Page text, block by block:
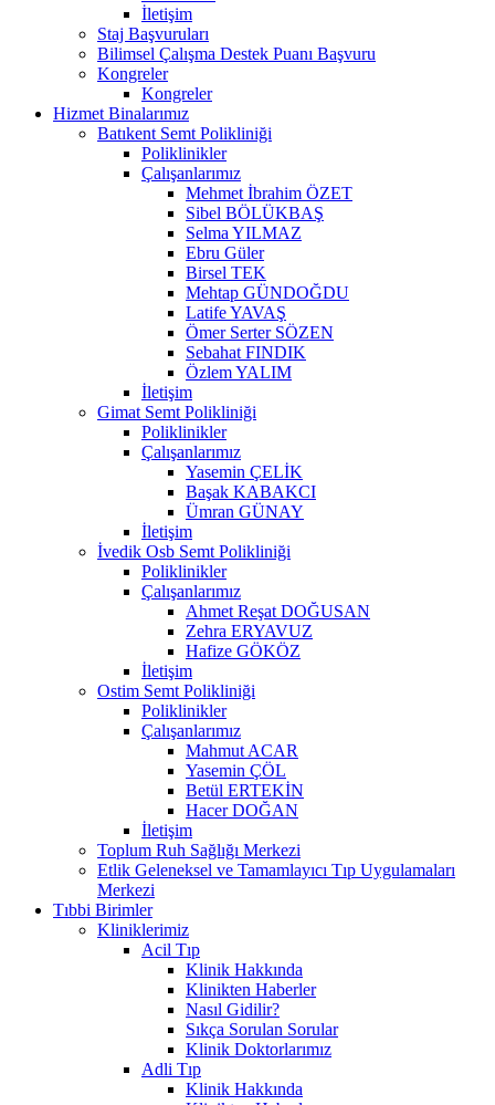
İletişim
Staj Başvuruları
Bilimsel Çalışma Destek Puanı Başvuru
Kongreler
Kongreler
Hizmet Binalarımız
Batıkent Semt Polikliniği
Poliklinikler
Çalışanlarımız
Mehmet İbrahim ÖZET
Sibel BÖLÜKBAŞ
Selma YILMAZ
Ebru Güler
Birsel TEK
Mehtap GÜNDOĞDU
Latife YAVAŞ
Ömer Serter SÖZEN
Sebahat FINDIK
Özlem YALIM
İletişim
Gimat Semt Polikliniği
Poliklinikler
Çalışanlarımız
Yasemin ÇELİK
Başak KABAKCI
Ümran GÜNAY
İletişim
İvedik Osb Semt Polikliniği
Poliklinikler
Çalışanlarımız
Ahmet Reşat DOĞUSAN
Zehra ERYAVUZ
Hafize GÖKÖZ
İletişim
Ostim Semt Polikliniği
Poliklinikler
Çalışanlarımız
Mahmut ACAR
Yasemin ÇÖL
Betül ERTEKİN
Hacer DOĞAN
İletişim
Toplum Ruh Sağlığı Merkezi
Etlik Geleneksel ve Tamamlayıcı Tıp Uygulamaları
Merkezi
Tıbbi Birimler
Kliniklerimiz
Acil Tıp
Klinik Hakkında
Klinikten Haberler
Nasıl Gidilir?
Sıkça Sorulan Sorular
Klinik Doktorlarımız
Adli Tıp
Klinik Hakkında